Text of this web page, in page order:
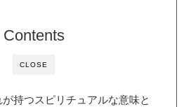
CLOSE
Contents
持つスピリチュアルな意味と